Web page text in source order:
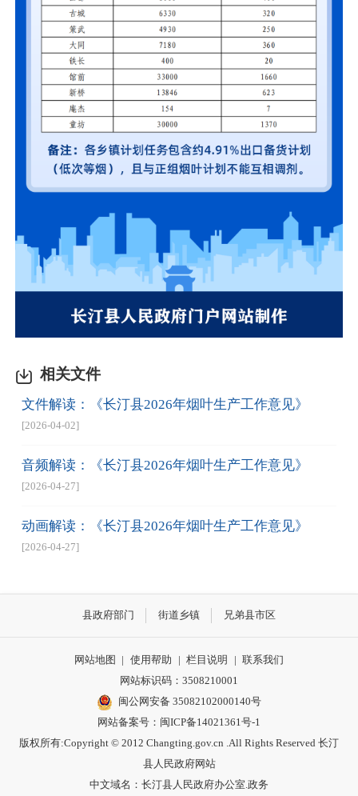
相关文件
文件解读：《长汀县2026年烟叶生产工作意见》
[2026-04-02]
音频解读：《长汀县2026年烟叶生产工作意见》
[2026-04-27]
动画解读：《长汀县2026年烟叶生产工作意见》
[2026-04-27]
县政府部门 街道乡镇 兄弟县市区
网站地图 | 使用帮助 | 栏目说明 | 联系我们
网站标识码：3508210001
闽公网安备 35082102000140号
网站备案号： 闽ICP备14021361号-1
版权所有:Copyright © 2012 Changting.gov.cn .All Rights Reserved 长汀
县人民政府网站
中文域名：长汀县人民政府办公室.政务